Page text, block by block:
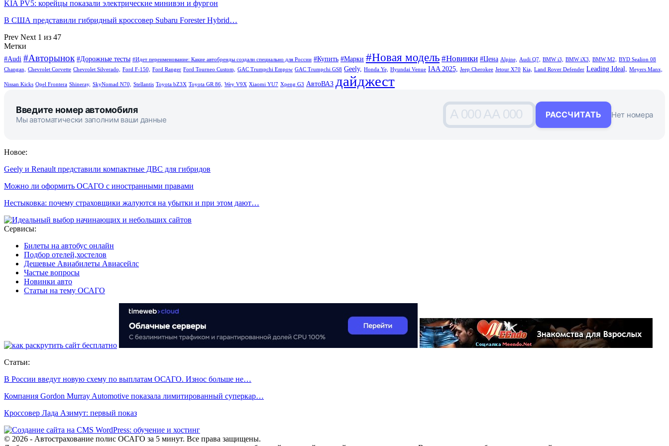
KIA PV5: корейцы показали электрические минивэн и фургон
В США представили гибридный кроссовер Subaru Forester Hybrid…
Prev Next 1 из 47
Метки
#Audi #Авторынок #Дорожные тесты #Идет переименование: Какие автобренды создали специально для России #Купить #Марки #Новая модель #Новинки #Цена Alpine, Audi Q7, BMW i3, BMW iX3, BMW M2,
BYD Sealion 08
Changan,
Chevrolet Corvette Chevrolet Silverado, Ford F-150, Ford Ranger Ford Tourneo Custom, GAC Trumpchi Empow GAC Trumpchi GS8 Geely, Honda Ye, Hyundai Venue IAA 2025, Jeep Cherokee Jetour X70 Kia, Land Rover Defender Leading Ideal, Meyers Manx,
Nissan Kicks Opel Frontera Shineray, SkyNomad N70, Stellantis Toyota bZ3X Toyota GR 86, Wey V9X Xiaomi YU7 Xpeng G3 АвтоВАЗ дайджест
Введите номер автомобиля
Мы автоматически заполним ваши данные A 000 AA 000 РАССЧИТАТЬ Нет номера
Новое:
Geely и Renault представили компактные ДВС для гибридов
Можно ли оформить ОСАГО с иностранными правами
Нестыковка: почему страховщики жалуются на убытки и при этом дают…
Сервисы:
Билеты на автобус онлайн
Подбор отелей,хостелов
Дешевые Авиабилеты Авиасейлс
Частые вопросы
Новинки авто
Статьи на тему ОСАГО
Статьи:
В России введут новую схему по выплатам ОСАГО. Износ больше не…
Компания Gordon Murray Automotive показала лимитированный суперкар…
Кроссовер Лада Азимут: первый показ
© 2026 - Автострахование полис ОСАГО за 5 минут. Все права защищены.